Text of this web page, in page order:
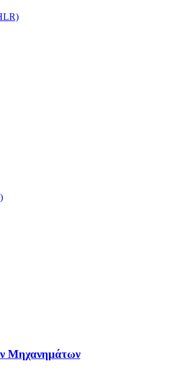
Μηχανημάτων